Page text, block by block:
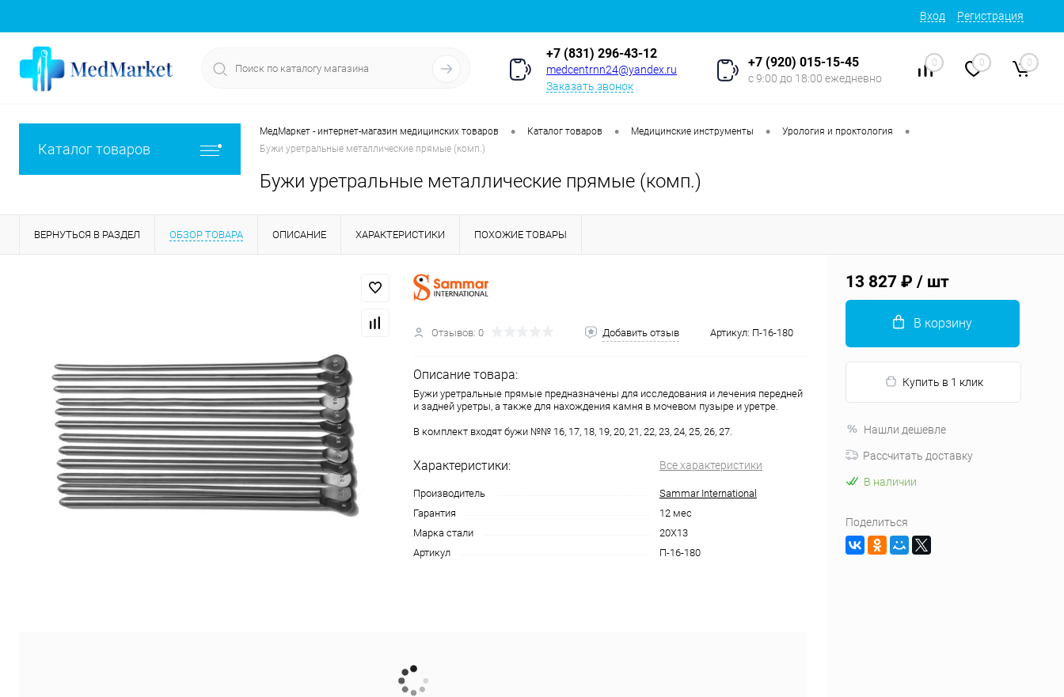
Вход Регистрация
+7 (831) 296-43-12
medcentrnn24@yandex.ru
Заказать звонок
+7 (920) 015-15-45
с 9:00 до 18:00 ежедневно
0 0 0
Каталог товаров
МедМаркет - интернет-магазин медицинских товаров • Каталог товаров • Медицинские инструменты • Урология и проктология •
Бужи уретральные металлические прямые (комп.)
Бужи уретральные металлические прямые (комп.)
ВЕРНУТЬСЯ В РАЗДЕЛ ОБЗОР ТОВАРА ОПИСАНИЕ ХАРАКТЕРИСТИКИ ПОХОЖИЕ ТОВАРЫ
Отзывов: 0 Добавить отзыв Артикул: П-16-180
Описание товара:
Бужи уретральные прямые предназначены для исследования и лечения передней
и задней уретры, а также для нахождения камня в мочевом пузыре и уретре.
В комплект входят бужи №№ 16, 17, 18, 19, 20, 21, 22, 23, 24, 25, 26, 27.
Характеристики: Все характеристики
Производитель
Sammar International
Гарантия
12 мес
Марка стали
20Х13
Артикул
П-16-180
13 827 ₽ / шт
В корзину
Купить в 1 клик
Нашли дешевле
Рассчитать доставку
В наличии
Поделиться